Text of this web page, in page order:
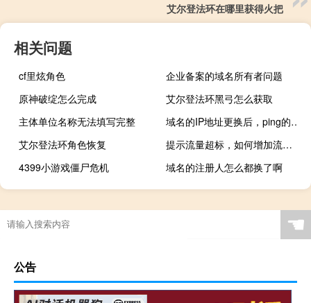
艾尔登法环在哪里获得火把
相关问题
cf里炫角色
企业备案的域名所有者问题
原神破绽怎么完成
艾尔登法环黑弓怎么获取
主体单位名称无法填写完整
域名的IP地址更换后，ping的时候还是原先的地址，我们要如
艾尔登法环角色恢复
提示流量超标，如何增加流量上限？
4399小游戏僵尸危机
域名的注册人怎么都换了啊
☚
公告